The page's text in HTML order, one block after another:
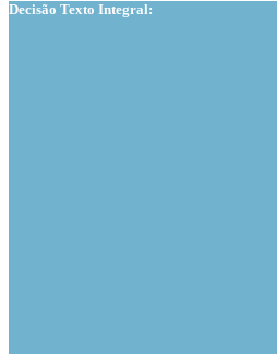
Decisão Texto Integral: